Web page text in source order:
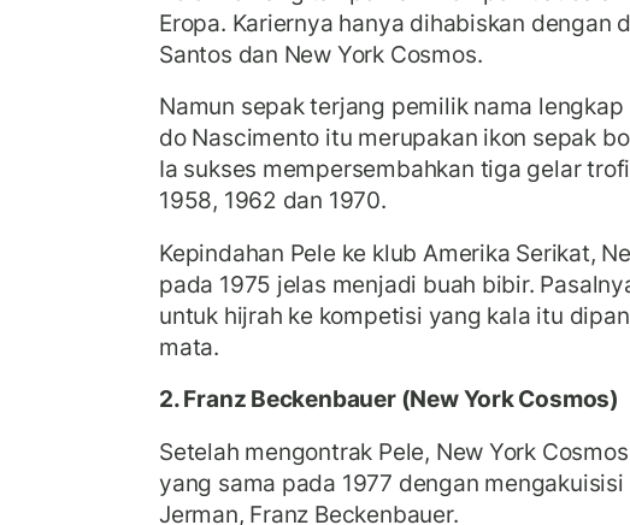
Eropa. Kariernya hanya dihabiskan dengan
Santos dan New York Cosmos.
Namun sepak terjang pemilik nama lengkap
do Nascimento itu merupakan ikon sepak
Ia sukses mempersembahkan tiga gelar
1958, 1962 dan 1970.
Kepindahan Pele ke klub Amerika Serikat,
pada 1975 jelas menjadi buah bibir.
untuk hijrah ke kompetisi yang kala itu
mata.
2. Franz Beckenbauer (New York Cosmos)
Setelah mengontrak Pele, New York
yang sama pada 1977 dengan
Jerman, Franz Beckenbauer.